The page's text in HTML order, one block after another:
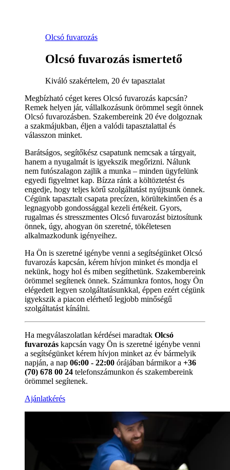
Olcsó fuvarozás
Olcsó fuvarozás ismertető
Kiváló szakértelem, 20 év tapasztalat
Megbízható céget keres Olcsó fuvarozás kapcsán?
Remek helyen jár, vállalkozásunk örömmel segít önnek
Olcsó fuvarozásben. Szakembereink 20 éve dolgoznak
a szakmájukban, éljen a valódi tapasztalattal és
válasszon minket.
Barátságos, segítőkész csapatunk nemcsak a tárgyait,
hanem a nyugalmát is igyekszik megőrizni. Nálunk
nem futószalagon zajlik a munka – minden ügyfelünk
egyedi figyelmet kap. Bízza ránk a költöztetést és
engedje, hogy teljes körű szolgáltatást nyújtsunk önnek.
Cégünk tapasztalt csapata precízen, körültekintően és a
legnagyobb gondossággal kezeli értékeit. Gyors,
rugalmas és stresszmentes Olcsó fuvarozást biztosítunk
önnek, úgy, ahogyan ön szeretné, tökéletesen
alkalmazkodunk igényeihez.
Ha Ön is szeretné igénybe venni a segítségünket Olcsó
fuvarozás kapcsán, kérem hívjon minket és mondja el
nekünk, hogy hol és miben segíthetünk. Szakembereink
örömmel segítenek önnek. Számunkra fontos, hogy Ön
elégedett legyen szolgáltatásunkkal, éppen ezért cégünk
igyekszik a piacon elérhető legjobb minőségű
szolgáltatást kínálni.
Ha megválaszolatlan kérdései maradtak Olcsó
fuvarozás kapcsán vagy Ön is szeretné igénybe venni
a segítségünket kérem hívjon minket az év bármelyik
napján, a nap 06:00 - 22:00 órájában bármikor a +36
(70) 678 00 24 telefonszámunkon és szakembereink
örömmel segítenek.
Ajánlatkérés